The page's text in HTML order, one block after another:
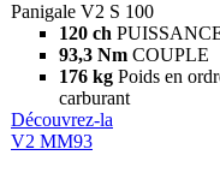
Panigale V2 S 100
120 ch
93,3 Nm COUPLE
176 kg Poids en
carburant
Découvrez-la
V2 MM93